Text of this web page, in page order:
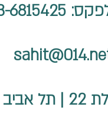
| שיווק ומכירות: 052-8378122
אביב